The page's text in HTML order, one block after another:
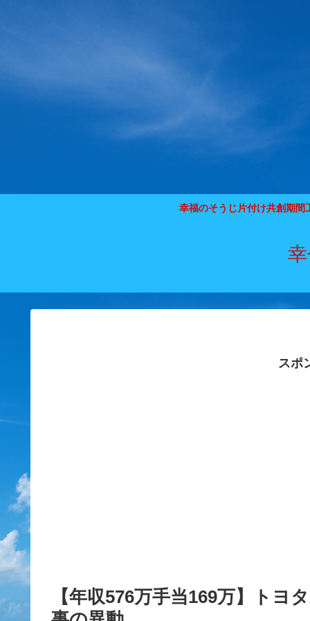
幸福のそうじ片付け共創期間
スポ
【年収576万手当169万】トヨ